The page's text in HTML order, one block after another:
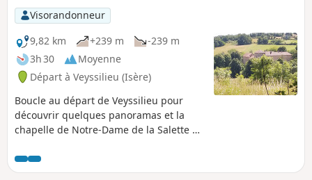
Visorandonneur
9,82 km
+239 m
-239 m
3h 30
Moyenne
Départ à Veyssilieu (Isère)
Boucle au départ de Veyssilieu pour
découvrir quelques panoramas et la
chapelle de Notre-Dame de la Salette au
Remarque : cette boucle emprunte les
trajets indiqués sur le grand plan situé